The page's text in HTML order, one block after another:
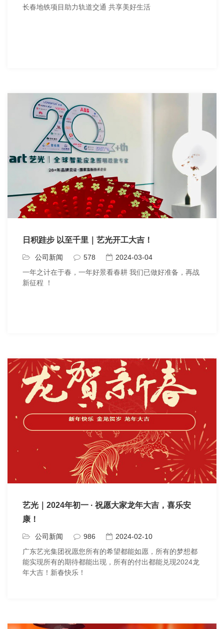
长春地铁项目助力轨道交通 共享美好生活
日积跬步 以至千里｜艺光开工大吉！
公司新闻 578
2024-03-04
一年之计在于春，一年好景看春耕 我们已做好准备，再战
新征程 ！
艺光｜2024年初一 · 祝愿大家龙年大吉，喜乐安
康！
公司新闻 986
2024-02-10
广东艺光集团祝愿您所有的希望都能如愿，所有的梦想都
能实现所有的期待都能出现，所有的付出都能兑现2024龙
年大吉！新春快乐！